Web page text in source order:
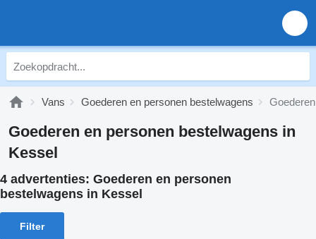
Vans Goederen en personen bestelwagens
Goederen en personen bestelwagens in
Kessel
4 advertenties: Goederen en personen
bestelwagens in Kessel
Filter